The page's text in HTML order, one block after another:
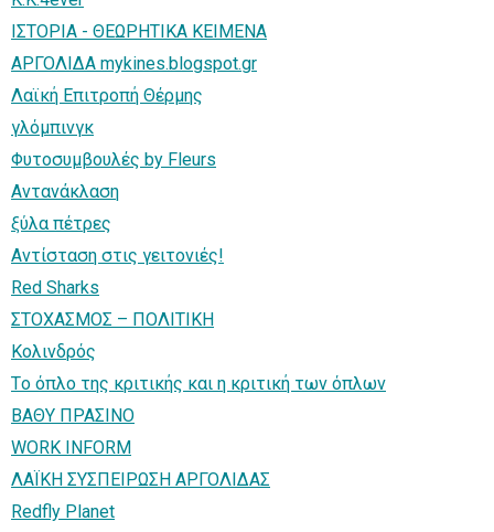
ΙΣΤΟΡΙΑ - ΘΕΩΡΗΤΙΚΑ ΚΕΙΜΕΝΑ
ΑΡΓΟΛΙΔΑ mykines.blogspot.gr
Λαϊκή Επιτροπή Θέρμης
γλόμπινγκ
Φυτοσυμβουλές by Fleurs
Αντανάκλαση
ξύλα πέτρες
Αντίσταση στις γειτονιές!
Red Sharks
ΣΤΟΧΑΣΜΟΣ – ΠΟΛΙΤΙΚΗ
Κολινδρός
Τo όπλο της κριτικής και η κριτική των όπλων
ΒΑΘΥ ΠΡΑΣΙΝΟ
WORK INFORM
ΛΑΪΚΗ ΣΥΣΠΕΙΡΩΣΗ ΑΡΓΟΛΙΔΑΣ
Redfly Planet